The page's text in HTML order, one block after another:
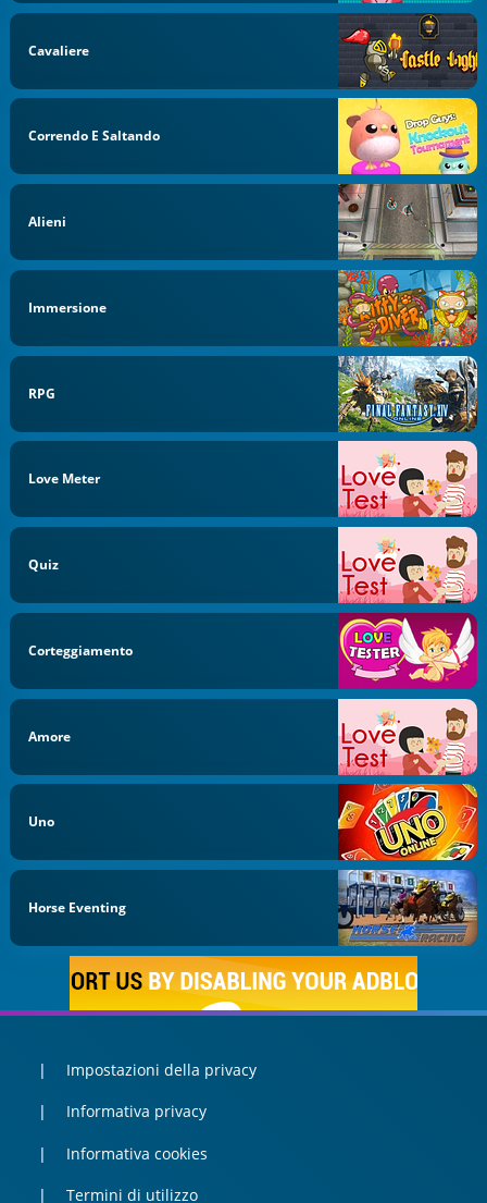
Cavaliere
Correndo E Saltando
Alieni
Immersione
RPG
Love Meter
Quiz
Corteggiamento
Amore
Uno
Horse Eventing
Impostazioni della privacy
Informativa privacy
Informativa cookies
Termini di utilizzo